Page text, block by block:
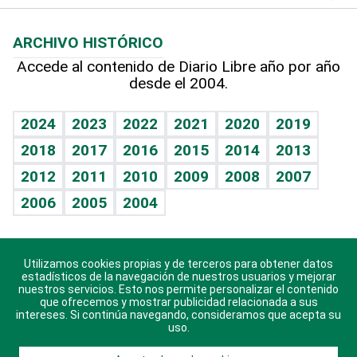
Hablando con el pediatra
Vida y familia
Eñe
Celebrando la vida
Sin complejos
En pocas palabras
Escuchando al corazón
Economía Personal
Línea de hit
TBT Deportivo
Hecho en casa
Guía del dinero
Cumpleaños
Horóscopos
Crucigramas
ARCHIVO HISTÓRICO
Accede al contenido de Diario Libre año por año
desde el 2004.
2024 2023 2022 2021 2020
2019
2018
2017 2016 2015 2014
2013
2012
2011 2010 2009 2008
2007
2006
2005 2004
Descarga nuestras aplicaciones para Android, iOS y
sistema Huawei.
Utilizamos cookies propias y de terceros para obtener datos
estadísticos de la navegación de nuestros usuarios y mejorar
nuestros servicios. Esto nos permite personalizar el contenido
que ofrecemos y mostrar publicidad relacionada a sus
intereses. Si continúa navegando, consideramos que acepta su
uso.